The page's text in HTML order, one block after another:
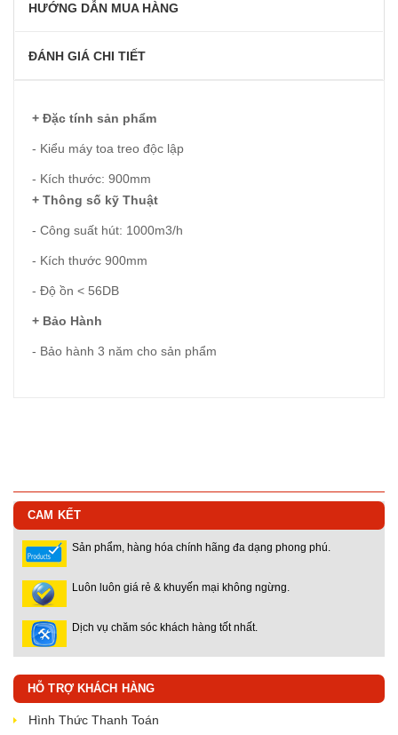
HƯỚNG DẪN MUA HÀNG
ĐÁNH GIÁ CHI TIẾT
+ Đặc tính sản phẩm
- Kiểu máy toa treo độc lập
- Kích thước: 900mm
+ Thông số kỹ Thuật
- Công suất hút: 1000m3/h
- Kích thước 900mm
- Độ ồn < 56DB
+ Bảo Hành
- Bảo hành 3 năm cho sản phẩm
CAM KẾT
Sản phẩm, hàng hóa chính hãng đa dạng phong phú.
Luôn luôn giá rẻ & khuyến mại không ngừng.
Dịch vụ chăm sóc khách hàng tốt nhất.
HỖ TRỢ KHÁCH HÀNG
Hình Thức Thanh Toán